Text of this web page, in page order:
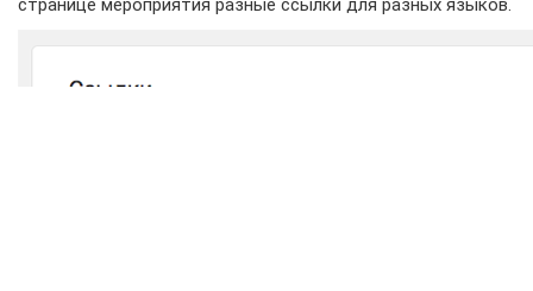
странице мероприятия разные ссылки для разных языков.